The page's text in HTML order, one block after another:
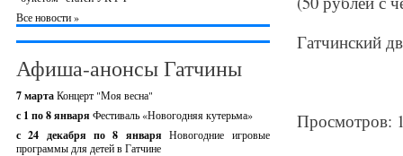
Все новости »
Афиша-анонсы Гатчины
7 мартаКонцерт "Моя весна"
с 1 по 8 января Фестиваль «Новогодняя кутерьма»
с 24 декабря по 8 январяНовогодние игровые
программы для детей в Гатчине
Гатчинский
Просмотров: